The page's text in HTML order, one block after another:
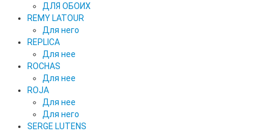
ДЛЯ ОБОИХ
REMY LATOUR
Для него
REPLICA
Для нее
ROCHAS
Для нее
ROJA
Для нее
Для него
SERGE LUTENS